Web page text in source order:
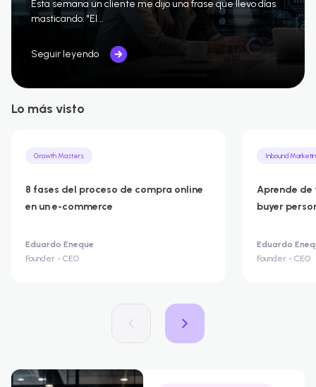
Esta semana un cliente me dijo una frase que llevo días
masticando: "El...
Seguir leyendo
Lo más visto
Growth Masters
8 fases del proceso de compra online
en un e-commerce
Eduardo Eneque
Founder - CEO
Inbound
Aprende de
buyer
Eduardo
Founder - CEO